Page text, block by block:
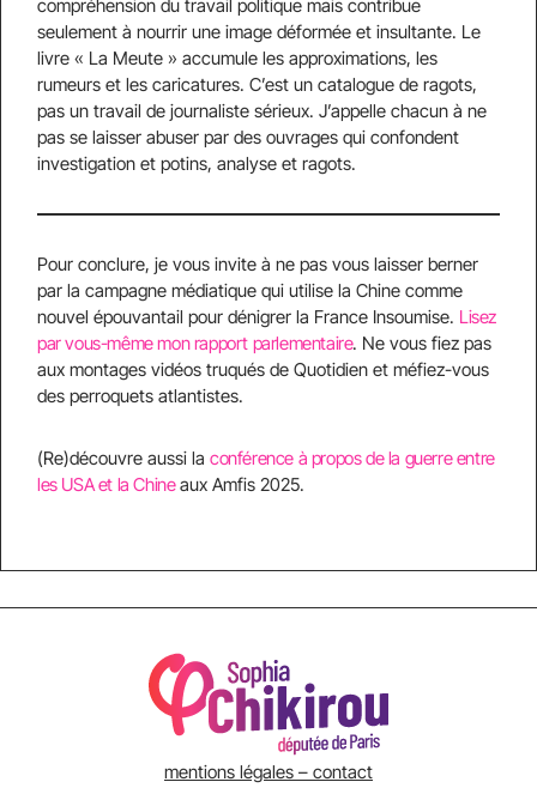
compréhension du travail politique mais contribue
seulement à nourrir une image déformée et insultante. Le
livre « La Meute » accumule les approximations, les
rumeurs et les caricatures. C’est un catalogue de ragots,
pas un travail de journaliste sérieux. J’appelle chacun à ne
pas se laisser abuser par des ouvrages qui confondent
investigation et potins, analyse et ragots.
Pour conclure, je vous invite à ne pas vous laisser berner
par la campagne médiatique qui utilise la Chine comme
nouvel épouvantail pour dénigrer la France Insoumise. Lisez
par vous-même mon rapport parlementaire. Ne vous fiez pas
aux montages vidéos truqués de Quotidien et méfiez-vous
des perroquets atlantistes.
(Re)découvre aussi la conférence à propos de la guerre entre
les USA et la Chineaux Amfis 2025.
mentions légales – contact